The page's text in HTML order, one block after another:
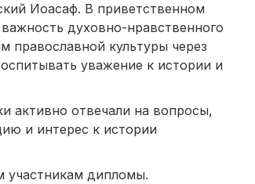
Иоасаф. В приветственном
духовно-нравственного
православной культуры через
уважение к истории и
активно отвечали на вопросы,
и интерес к истории
участникам дипломы.